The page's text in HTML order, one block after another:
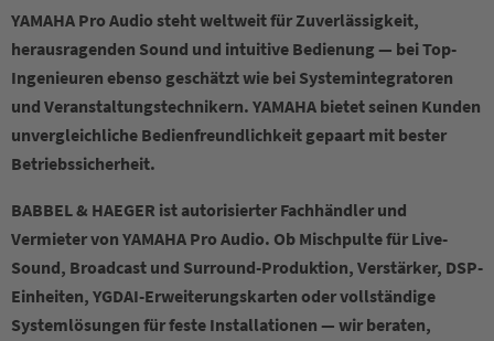
YAMAHA Pro Audio steht weltweit für Zuverlässigkeit,
herausragenden Sound und intuitive Bedienung — bei Top-
Ingenieuren ebenso geschätzt wie bei Systemintegratoren
und Veranstaltungstechnikern. YAMAHA bietet seinen Kunden
unvergleichliche Bedienfreundlichkeit gepaart mit bester
Betriebssicherheit.
BABBEL & HAEGER ist autorisierter Fachhändler und
Vermieter von YAMAHA Pro Audio. Ob Mischpulte für Live-
Sound, Broadcast und Surround-Produktion, Verstärker, DSP-
Einheiten, YGDAI-Erweiterungskarten oder vollständige
Systemlösungen für feste Installationen — wir beraten,